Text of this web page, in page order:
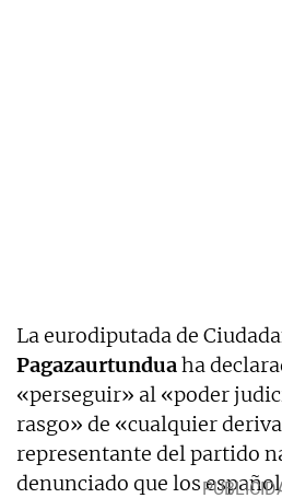
La eurodiputada de
Pagazaurtunduaha
«perseguir» al «poder
rasgo» de «cualquier
representante del partido
denunciado que los